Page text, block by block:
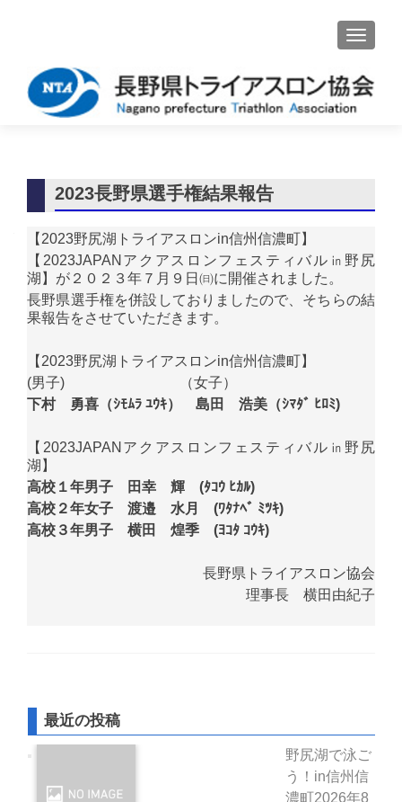
ナビゲ
2023長野県選手権結果報告
【2023野尻湖トライアスロンin信州信濃町】
【2023JAPANアクアスロンフェスティバル㏌野尻
湖】が２０２３年７月９日㈰に開催されました。
長野県選手権を併設しておりましたので、そちらの結
果報告をさせていただきます。
【2023野尻湖トライアスロンin信州信濃町】
(男子) （女子）
下村 勇喜（ｼﾓﾑﾗ ﾕｳｷ） 島田 浩美（ｼﾏﾀﾞ ﾋﾛﾐ)
【2023JAPANアクアスロンフェスティバル㏌野尻
湖】
高校１年男子 田幸 輝 (ﾀｺｳ ﾋｶﾙ)
高校２年女子 渡邉 水月 (ﾜﾀﾅﾍﾞ ﾐﾂｷ)
高校３年男子 横田 煌季 (ﾖｺﾀ ｺｳｷ)
長野県トライアスロン協会
理事長 横田由紀子
最近の投稿
野尻湖で泳ご
う！in信州信
濃町 2026年8